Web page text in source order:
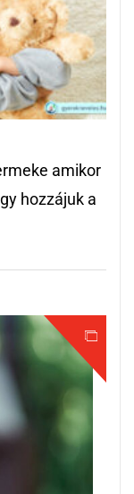
amikor
hozzájuk a